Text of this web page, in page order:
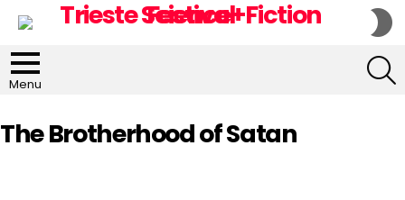
Menu
The Brotherhood of Satan